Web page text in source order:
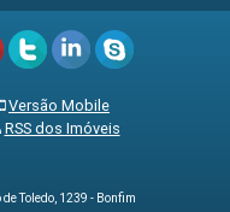
Versão Mobile
RSS dos Imóveis
Toledo, 1239 - Bonfim